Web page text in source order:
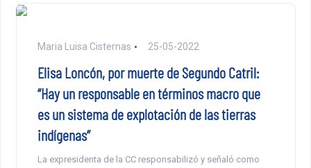
Maria Luisa Cisternas 25-05-2022
Elisa Loncón, por muerte de Segundo Catril:
“Hay un responsable en términos macro que
es un sistema de explotación de las tierras
indígenas”
La expresidenta de la CC responsabilizó y señaló como